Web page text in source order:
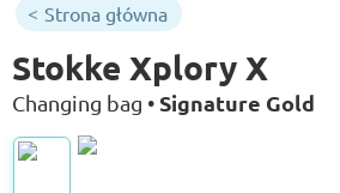
Strona główna
Stokke Xplory X
Changing bag • Signature Gold